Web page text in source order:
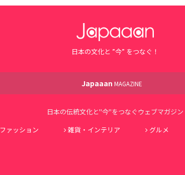
日本の文化と ”今” をつなぐ！
Japaaan MAGAZINE
日本の伝統文化と"今"をつなぐウェブマガジン
ファッション 雑貨・インテリア グルメ